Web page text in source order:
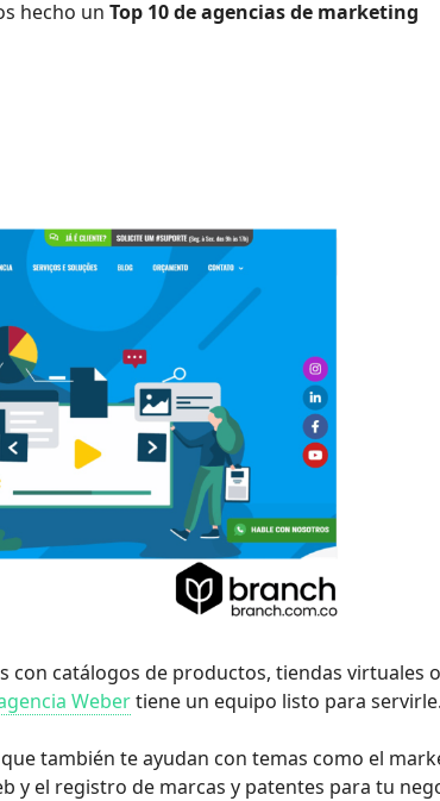
hecho unTop 10 de agencias de marketing
con catálogos de productos, tiendas virtuales o
Webertiene un equipo listo para servirle.
también te ayudan con temas como el
y el registro de marcas y patentes para tu